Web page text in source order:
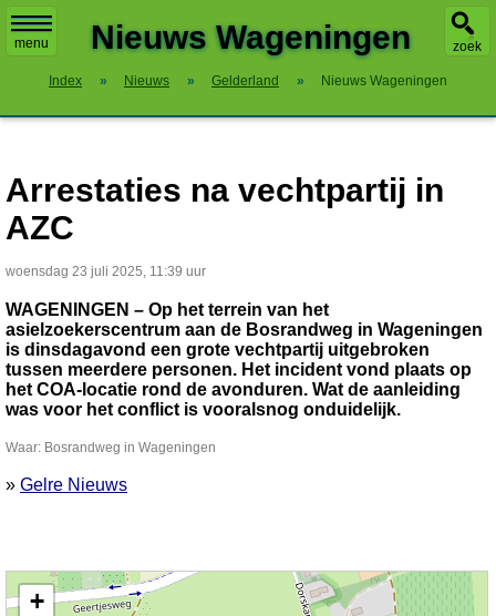
menu zoek
Nieuws Wageningen
Index » Nieuws » Gelderland » Nieuws Wageningen
Arrestaties na vechtpartij in
AZC
woensdag 23 juli 2025, 11:39 uur
WAGENINGEN – Op het terrein van het
asielzoekerscentrum aan de Bosrandweg in Wageningen
is dinsdagavond een grote vechtpartij uitgebroken
tussen meerdere personen. Het incident vond plaats op
het COA-locatie rond de avonduren. Wat de aanleiding
was voor het conflict is vooralsnog onduidelijk.
Waar: Bosrandweg in Wageningen
» Gelre Nieuws
Kaart nieuws Wageningen. Locatie nieuws: 51.97266 / 5.69231 Bosrandweg
+